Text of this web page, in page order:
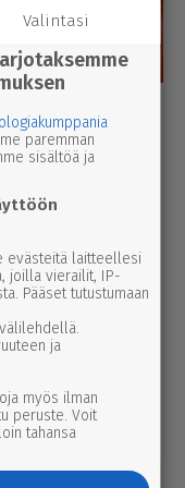
ase­man­
ravi- ja
Parkanon
kuvaa
syntynyt
Valintasi
paremman
sisältöä ja
evästeitä laitteellesi
joilla vierailit, IP-
Pääset tutustumaan
ja
myös ilman
peruste. Voit
tahansa